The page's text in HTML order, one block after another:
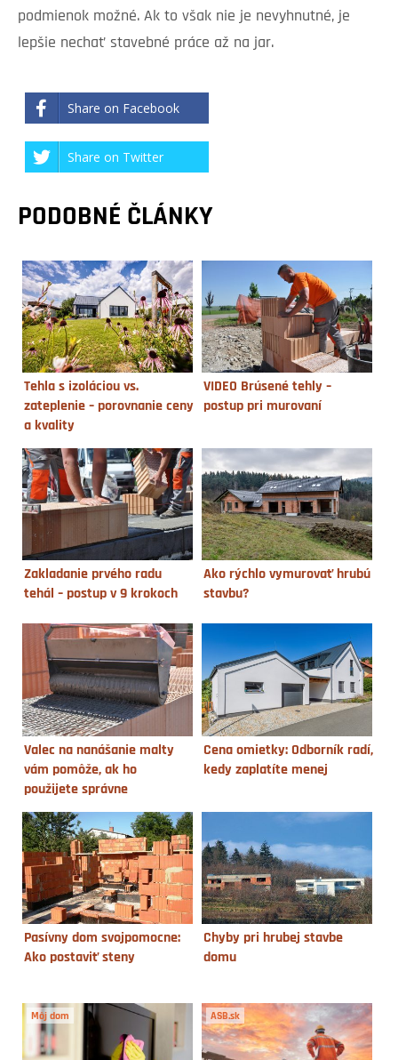
podmienok možné. Ak to však nie je nevyhnutné, je
lepšie nechať stavebné práce až na jar.
Share on Facebook
Share on Twitter
PODOBNÉ ČLÁNKY
Tehla s izoláciou vs.
zateplenie – porovnanie ceny
a kvality
VIDEO Brúsené tehly –
postup pri murovaní
Zakladanie prvého radu
tehál – postup v 9 krokoch
Ako rýchlo vymurovať hrubú
stavbu?
Valec na nanášanie malty
vám pomôže, ak ho
použijete správne
Cena omietky: Odborník radí,
kedy zaplatíte menej
Pasívny dom svojpomocne:
Ako postaviť steny
Chyby pri hrubej stavbe
domu
Môj dom ASB.sk